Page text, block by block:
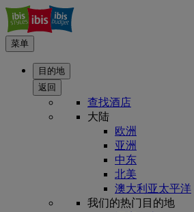
菜单
目的地
返回
查找酒店
大陆
欧洲
亚洲
中东
北美
澳大利亚太平洋
我们的热门目的地